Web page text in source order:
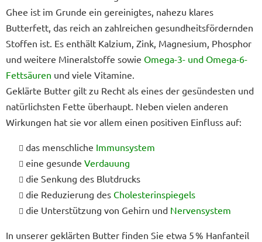
Ghee ist im Grunde ein gereinigtes, nahezu klares
Butterfett, das reich an zahlreichen gesundheitsfördernden
Stoffen ist. Es enthält Kalzium, Zink, Magnesium, Phosphor
und weitere Mineralstoffe sowie Omega-3- und Omega-6-
Fettsäuren und viele Vitamine.
Geklärte Butter gilt zu Recht als eines der gesündesten und
natürlichsten Fette überhaupt. Neben vielen anderen
Wirkungen hat sie vor allem einen positiven Einfluss auf:
das menschliche Immunsystem
eine gesunde Verdauung
die Senkung des Blutdrucks
die Reduzierung des Cholesterinspiegels
die Unterstützung von Gehirn und Nervensystem
In unserer geklärten Butter finden Sie etwa 5 % Hanfanteil